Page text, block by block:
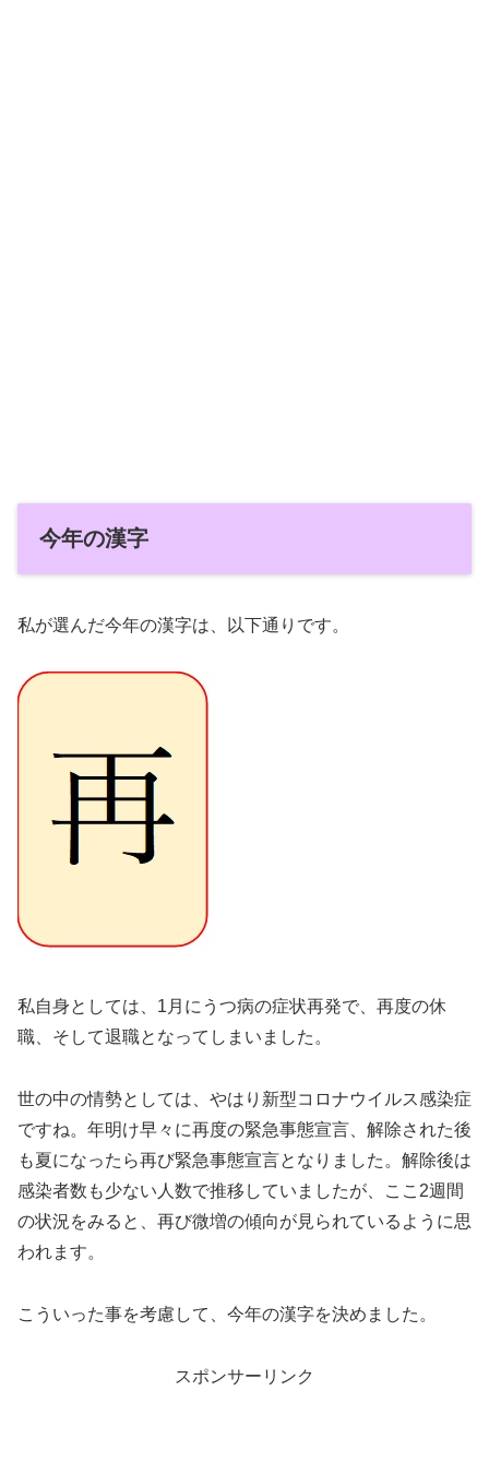
今年の漢字
私が選んだ今年の漢字は、以下通りです。
私自身としては、1月にうつ病の症状再発で、再度の休
職、そして退職となってしまいました。
世の中の情勢としては、やはり新型コロナウイルス感染症
ですね。年明け早々に再度の緊急事態宣言、解除された後
も夏になったら再び緊急事態宣言となりました。解除後は
感染者数も少ない人数で推移していましたが、ここ2週間
の状況をみると、再び微増の傾向が見られているように思
われます。
こういった事を考慮して、今年の漢字を決めました。
スポンサーリンク